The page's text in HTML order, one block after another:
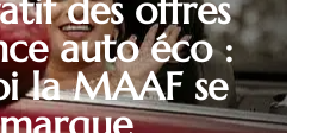
des offres
auto éco :
la MAAF se